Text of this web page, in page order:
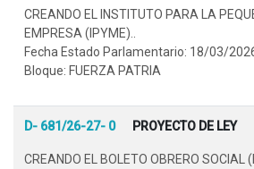
CREANDO EL INSTITUTO PARA LA
EMPRESA (IPYME)..
Fecha Estado Parlamentario: 18/03/
Bloque: FUERZA PATRIA
D- 681/26-27- 0 PROYECTO DE LEY
CREANDO EL BOLETO OBRERO SOCIAL